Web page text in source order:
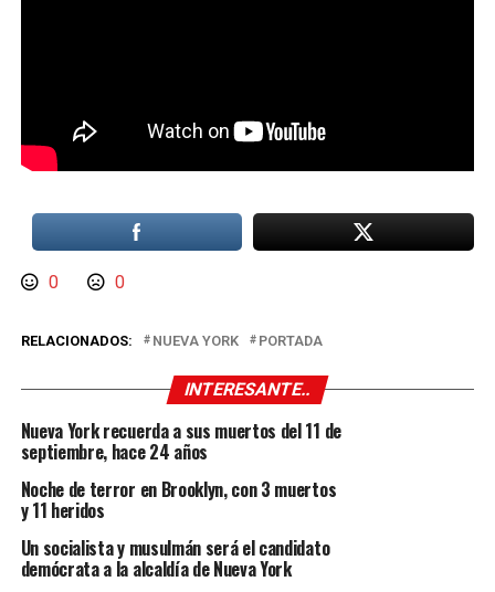
0 0
RELACIONADOS: NUEVA YORK PORTADA
INTERESANTE..
Nueva York recuerda a sus muertos del 11 de
septiembre, hace 24 años
Noche de terror en Brooklyn, con 3 muertos
y 11 heridos
Un socialista y musulmán será el candidato
demócrata a la alcaldía de Nueva York